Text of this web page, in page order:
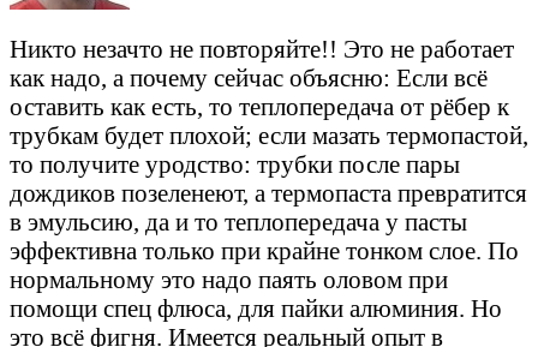
Никто незачто не повторяйте!! Это не работает
как надо, а почему сейчас объясню: Если всё
оставить как есть, то теплопередача от рёбер к
трубкам будет плохой; если мазать термопастой,
то получите уродство: трубки после пары
дождиков позеленеют, а термопаста превратится
в эмульсию, да и то теплопередача у пасты
эффективна только при крайне тонком слое. По
нормальному это надо паять оловом при
помощи спец флюса, для пайки алюминия. Но
это всё фигня. Имеется реальный опыт в